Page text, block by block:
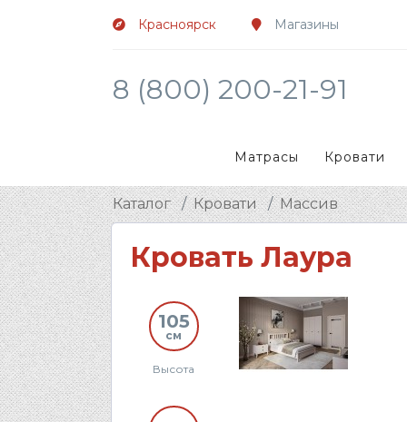
Красноярск Магазины
8 (800) 200-21-91
Матрасы Кровати
Каталог Кровати Массив
Кровать Лаура
105
см
Высота